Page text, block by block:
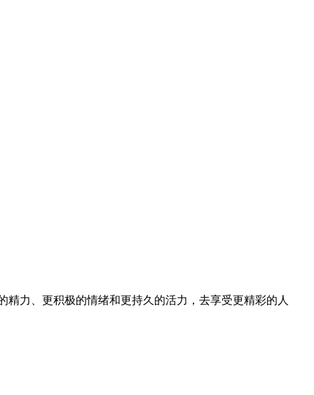
力、更积极的情绪和更持久的活力，去享受更精彩的人